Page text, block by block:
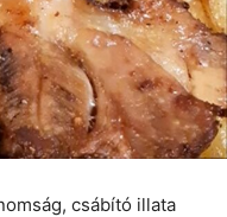
csábító illata